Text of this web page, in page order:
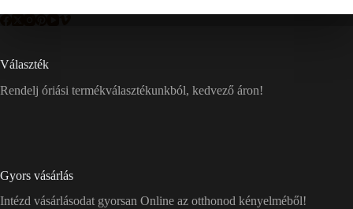
Választék
Rendelj óriási termékválasztékunkból, kedvező áron!
Gyors vásárlás
Intézd vásárlásodat gyorsan Online az otthonod kényelméből!